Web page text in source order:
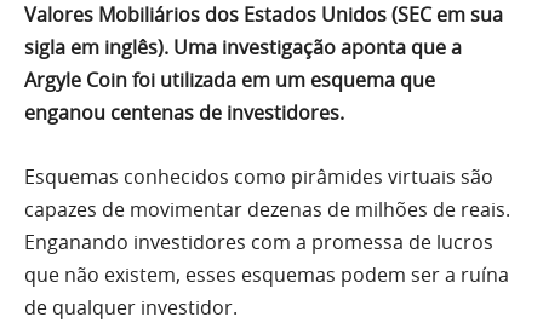
Valores Mobiliários dos Estados Unidos (SEC em sua
sigla em inglês). Uma investigação aponta que a
Argyle Coin foi utilizada em um esquema que
enganou centenas de investidores.
Esquemas conhecidos como pirâmides virtuais são
capazes de movimentar dezenas de milhões de reais.
Enganando investidores com a promessa de lucros
que não existem, esses esquemas podem ser a ruína
de qualquer investidor.